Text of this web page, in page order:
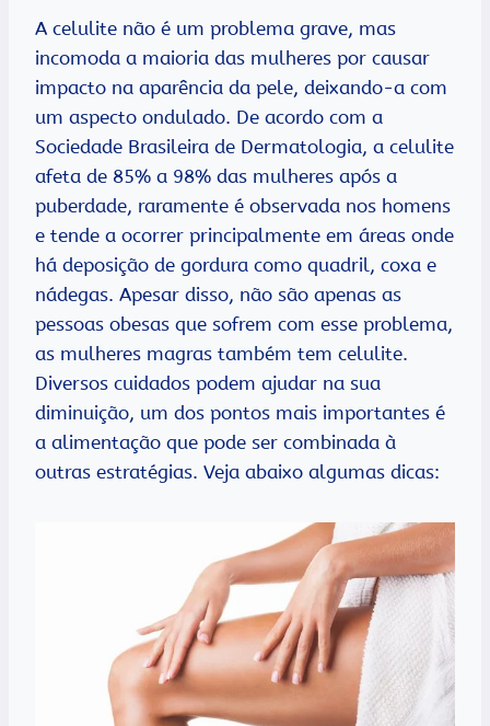
A celulite não é um problema grave, mas
incomoda a maioria das mulheres por causar
impacto na aparência da pele, deixando-a com
um aspecto ondulado. De acordo com a
Sociedade Brasileira de Dermatologia, a celulite
afeta de 85% a 98% das mulheres após a
puberdade, raramente é observada nos homens
e tende a ocorrer principalmente em áreas onde
há deposição de gordura como quadril, coxa e
nádegas. Apesar disso, não são apenas as
pessoas obesas que sofrem com esse problema,
as mulheres magras também tem celulite.
Diversos cuidados podem ajudar na sua
diminuição, um dos pontos mais importantes é
a alimentação que pode ser combinada à
outras estratégias. Veja abaixo algumas dicas: